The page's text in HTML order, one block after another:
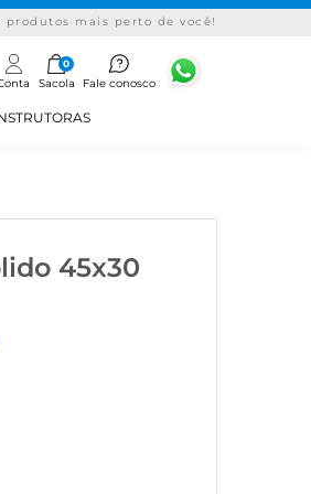
produtos mais perto de você!
0
Sacola Fale conosco
45x30